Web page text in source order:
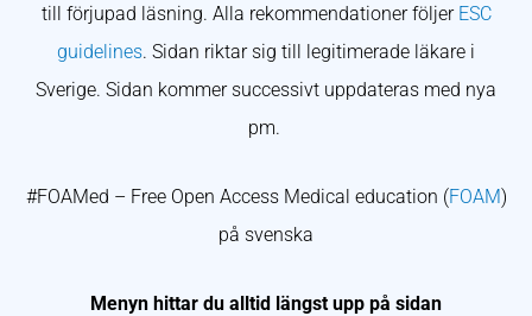
till förjupad läsning. Alla rekommendationer följer ESC
guidelines. Sidan riktar sig till legitimerade läkare i
Sverige. Sidan kommer successivt uppdateras med nya
pm.
#FOAMed – Free Open Access Medical education (FOAM)
på svenska
Menyn hittar du alltid längst upp på sidan